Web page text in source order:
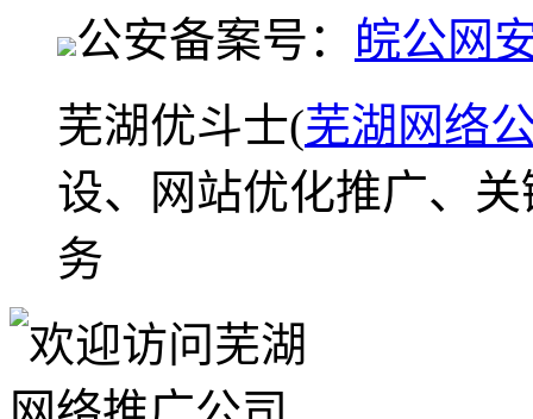
公安备案号： 皖公网
芜湖优斗士(芜湖网络
设、网站优化推广、
务